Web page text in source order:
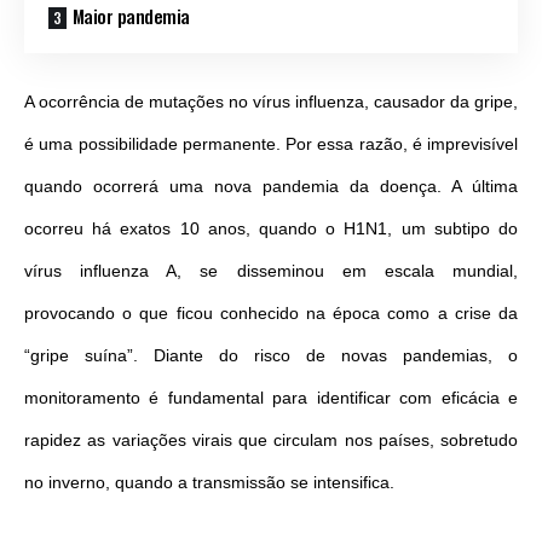
Maior pandemia
A ocorrência de mutações no vírus influenza, causador da gripe,
é uma possibilidade permanente. Por essa razão, é imprevisível
quando ocorrerá uma nova pandemia da doença. A última
ocorreu há exatos 10 anos, quando o H1N1, um subtipo do
vírus influenza A, se disseminou em escala mundial,
provocando o que ficou conhecido na época como a crise da
“gripe suína”. Diante do risco de novas pandemias, o
monitoramento é fundamental para identificar com eficácia e
rapidez as variações virais que circulam nos países, sobretudo
no inverno, quando a transmissão se intensifica.